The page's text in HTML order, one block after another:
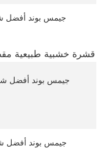
قشرة خشبية طبيعية